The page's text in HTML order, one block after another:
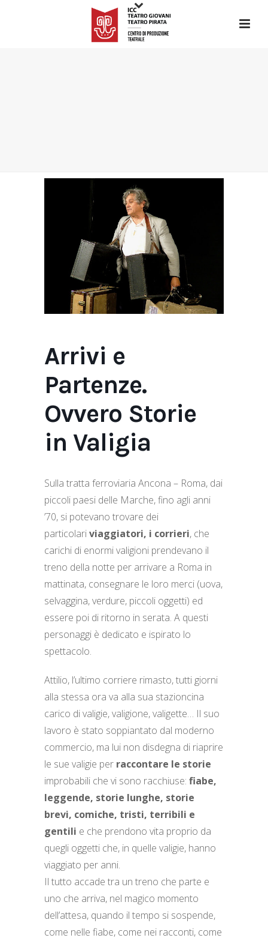
Arrivi e
Partenze.
Ovvero Storie
in Valigia
Sulla tratta ferroviaria Ancona – Roma, dai
piccoli paesi delle Marche, fino agli anni
’70, si potevano trovare dei
particolariviaggiatori, i corrieri, che
carichi di enormi valigioni prendevano il
treno della notte per arrivare a Roma in
mattinata, consegnare le loro merci (uova,
selvaggina, verdure, piccoli oggetti) ed
essere poi di ritorno in serata. A questi
personaggi è dedicato e ispirato lo
spettacolo.
Attilio, l’ultimo corriere rimasto, tutti giorni
alla stessa ora va alla sua stazioncina
carico di valigie, valigione, valigette… Il suo
lavoro è stato soppiantato dal moderno
commercio, ma lui non disdegna di riaprire
le sue valigie per raccontare le storie
improbabili che vi sono racchiuse: fiabe,
leggende, storie lunghe, storie
brevi, comiche, tristi, terribili e
gentili e che prendono vita proprio da
quegli oggetti che, in quelle valigie, hanno
viaggiato per anni.
Il tutto accade tra un treno che parte e
uno che arriva, nel magico momento
dell’attesa, quando il tempo si sospende,
come nelle fiabe, come nei racconti, come